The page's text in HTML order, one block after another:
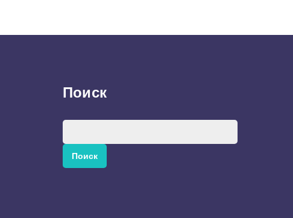
Поиск